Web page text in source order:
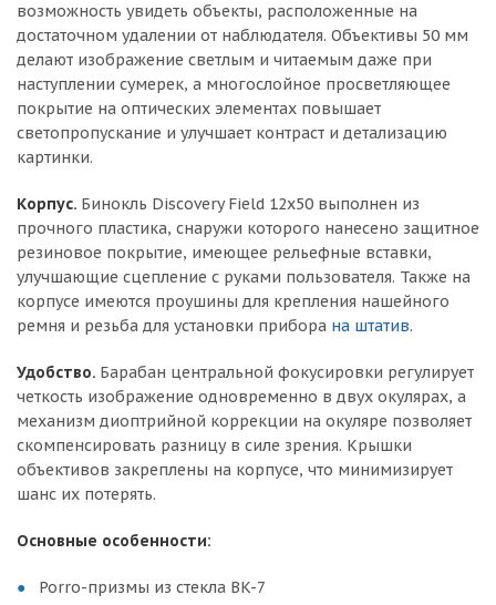
возможность увидеть объекты, расположенные на
достаточном удалении от наблюдателя. Объективы 50 мм
делают изображение светлым и читаемым даже при
наступлении сумерек, а многослойное просветляющее
покрытие на оптических элементах повышает
светопропускание и улучшает контраст и детализацию
картинки.
Корпус. Бинокль Discovery Field 12x50 выполнен из
прочного пластика, снаружи которого нанесено защитное
резиновое покрытие, имеющее рельефные вставки,
улучшающие сцепление с руками пользователя. Также на
корпусе имеются проушины для крепления нашейного
ремня и резьба для установки прибора на штатив.
Удобство. Барабан центральной фокусировки регулирует
четкость изображение одновременно в двух окулярах, а
механизм диоптрийной коррекции на окуляре позволяет
скомпенсировать разницу в силе зрения. Крышки
объективов закреплены на корпусе, что минимизирует
шанс их потерять.
Основные особенности:
Porro-призмы из стекла BK-7